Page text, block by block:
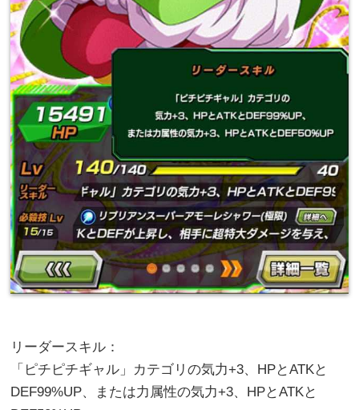
リーダースキル：
「ピチピチギャル」カテゴリの気力+3、HPとATKと
DEF99%UP、または力属性の気力+3、HPとATKと